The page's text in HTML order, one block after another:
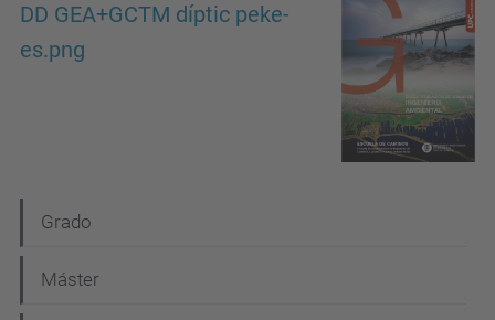
DD GEA+GCTM díptic peke-
es.png
a
v
Grado
Máster